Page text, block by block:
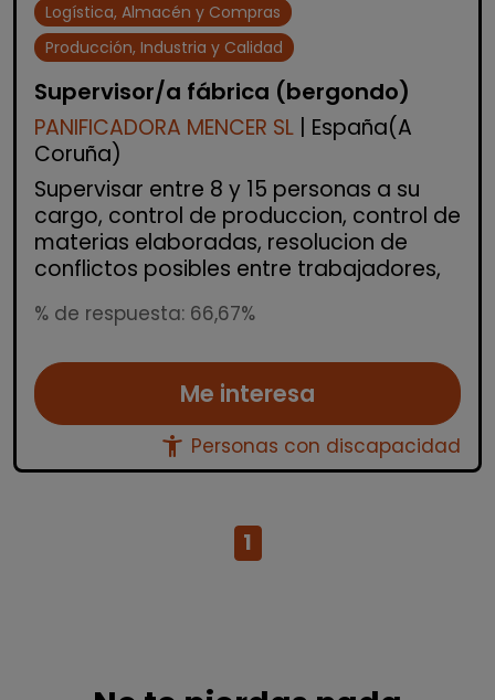
Logística, Almacén y Compras
Producción, Industria y Calidad
Supervisor/a fábrica (bergondo)
PANIFICADORA MENCER SL | España(A
Coruña)
Supervisar entre 8 y 15 personas a su
cargo, control de produccion, control de
materias elaboradas, resolucion de
conflictos posibles entre trabajadores,
% de respuesta: 66,67%
Me interesa
accessibility_new Personas con discapacidad
1